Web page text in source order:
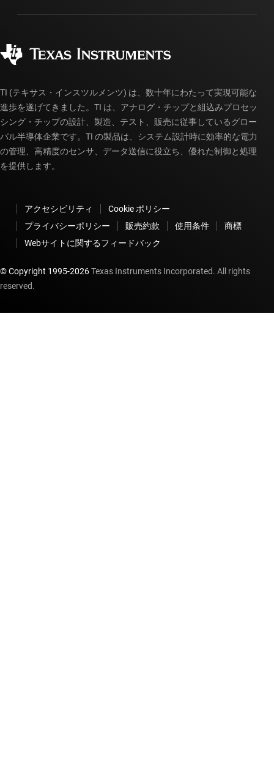
myTI アカウントの FAQ
ご注文に関する FAQ
TI (テキサス・インスツルメンツ) は、数十年にわたって実現可能な
進歩を遂げてきました。TI は、アナログ・チップと組込みプロセッ
シング・チップの設計、製造、テスト、販売に従事しているグロー
バル半導体企業です。TI の製品は、システム設計時に効率的な電力
の管理、高精度のセンサ、データ送信に役立ち、優れた制御と処理
を提供します。
アクセシビリティ
Cookie ポリシー
プライバシーポリシー
販売約款 使用条件
商標
Webサイトに関するフィードバック
© Copyright 1995-2026Texas Instruments Incorporated. All rights
reserved.